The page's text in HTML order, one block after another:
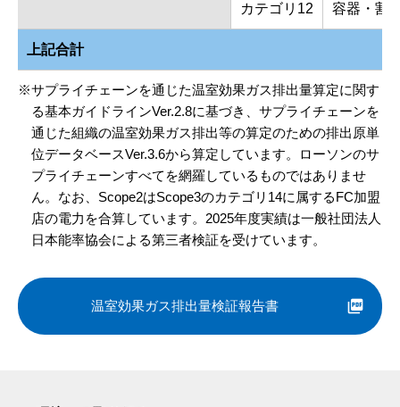
カテゴリ12 容器・割
上記合計
サプライチェーンを通じた温室効果ガス排出量算定に関す
る基本ガイドラインVer.2.8に基づき、サプライチェーンを
通じた組織の温室効果ガス排出等の算定のための排出原単
位データベースVer.3.6から算定しています。ローソンのサ
プライチェーンすべてを網羅しているものではありませ
ん。なお、Scope2はScope3のカテゴリ14に属するFC加盟
店の電力を合算しています。2025年度実績は一般社団法人
日本能率協会による第三者検証を受けています。
温室効果ガス排出量検証報告書